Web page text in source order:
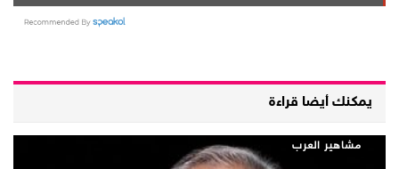
يمكنك أيضا قراءة
مشاهير العرب